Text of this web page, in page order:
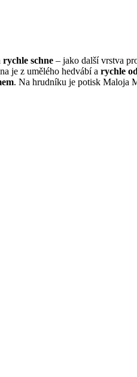
rychle schne – jako další vrstva
je z umělého hedvábí a rychle
. Na hrudníku je potisk Maloja